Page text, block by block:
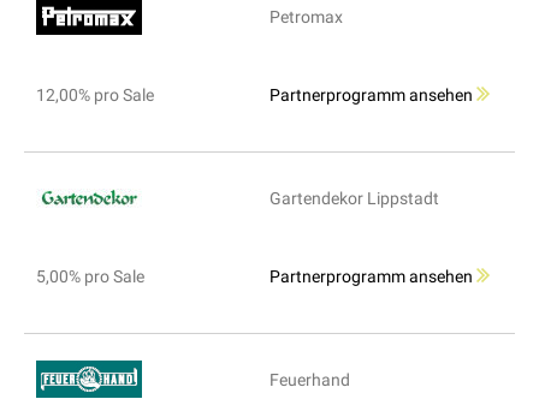
Petromax
12,00% pro Sale Partnerprogramm ansehen
Gartendekor Lippstadt
5,00% pro Sale Partnerprogramm ansehen
Feuerhand